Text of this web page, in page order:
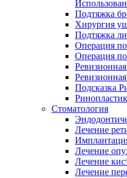
Подтяжка
Хирургия
Подтяжка
Операция
Операция
Подсказка
Стоматология
Лечение
Лечение
Лечение
Лечение